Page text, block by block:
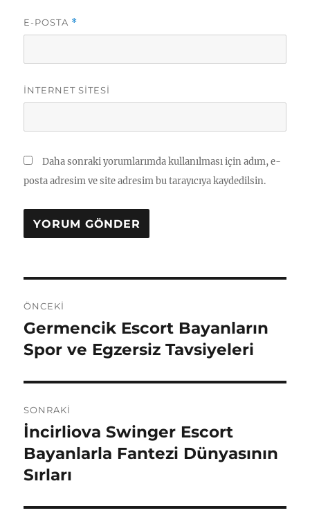
E-POSTA *
İNTERNET SITESI
Daha sonraki yorumlarımda kullanılması için adım, e-
posta adresim ve site adresim bu tarayıcıya kaydedilsin.
gezinmesi
ÖNCEKI
Önceki
yazı:
Germencik Escort Bayanların
Spor ve Egzersiz Tavsiyeleri
SONRAKI
Sonraki
yazı:
İncirliova Swinger Escort
Bayanlarla Fantezi Dünyasının
Sırları